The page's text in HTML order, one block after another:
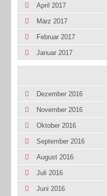
April 2017
März 2017
Februar 2017
Januar 2017
Dezember 2016
November 2016
Oktober 2016
September 2016
August 2016
Juli 2016
Juni 2016